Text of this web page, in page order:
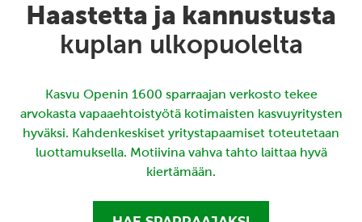
Haastetta ja kannustusta
kuplan ulkopuolelta
Kasvu Openin 1600 sparraajan verkosto tekee
arvokasta vapaaehtoistyötä kotimaisten kasvuyritysten
hyväksi. Kahdenkeskiset yritystapaamiset toteutetaan
luottamuksella. Motiivina vahva tahto laittaa hyvä
kiertämään.